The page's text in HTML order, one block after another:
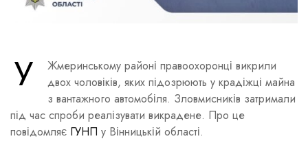
У
Жмеринському районі правоохоронці викрили
двох чоловіків, яких підозрюють у крадіжці майна
з вантажного автомобіля. Зловмисників затримали
під час спроби реалізувати викрадене. Про це
повідомляє ГУНП у Вінницькій області.